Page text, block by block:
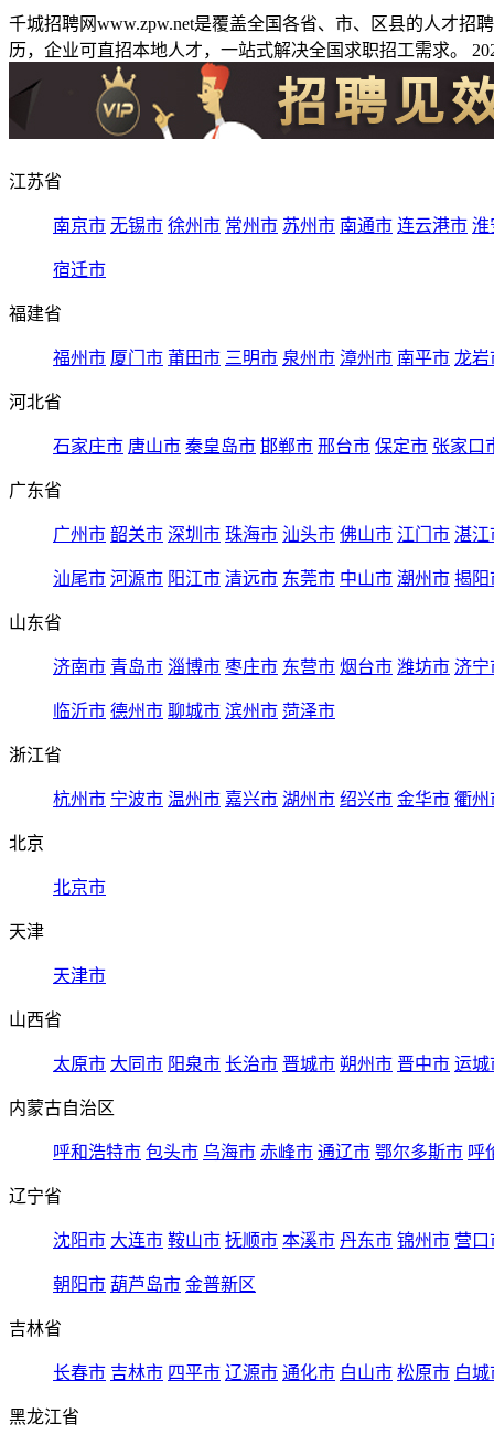
千城招聘网www.zpw.net是覆盖全国各省、市、区县的人才
历，企业可直招本地人才，一站式解决全国求职招工需求。
江苏省
南京市 无锡市 徐州市 常州市 苏州市 南通市 连云港市 淮
宿迁市
福建省
福州市 厦门市 莆田市 三明市 泉州市 漳州市 南平市 龙岩
河北省
石家庄市 唐山市 秦皇岛市 邯郸市 邢台市 保定市 张家口
广东省
广州市 韶关市 深圳市 珠海市 汕头市 佛山市 江门市 湛江
汕尾市 河源市 阳江市 清远市 东莞市 中山市 潮州市 揭阳
山东省
济南市 青岛市 淄博市 枣庄市 东营市 烟台市 潍坊市 济宁
临沂市 德州市 聊城市 滨州市 菏泽市
浙江省
杭州市 宁波市 温州市 嘉兴市 湖州市 绍兴市 金华市 衢州
北京
北京市
天津
天津市
山西省
太原市 大同市 阳泉市 长治市 晋城市 朔州市 晋中市 运城
内蒙古自治区
呼和浩特市 包头市 乌海市 赤峰市 通辽市 鄂尔多斯市 呼
辽宁省
沈阳市 大连市 鞍山市 抚顺市 本溪市 丹东市 锦州市 营口
朝阳市 葫芦岛市 金普新区
吉林省
长春市 吉林市 四平市 辽源市 通化市 白山市 松原市 白城
黑龙江省